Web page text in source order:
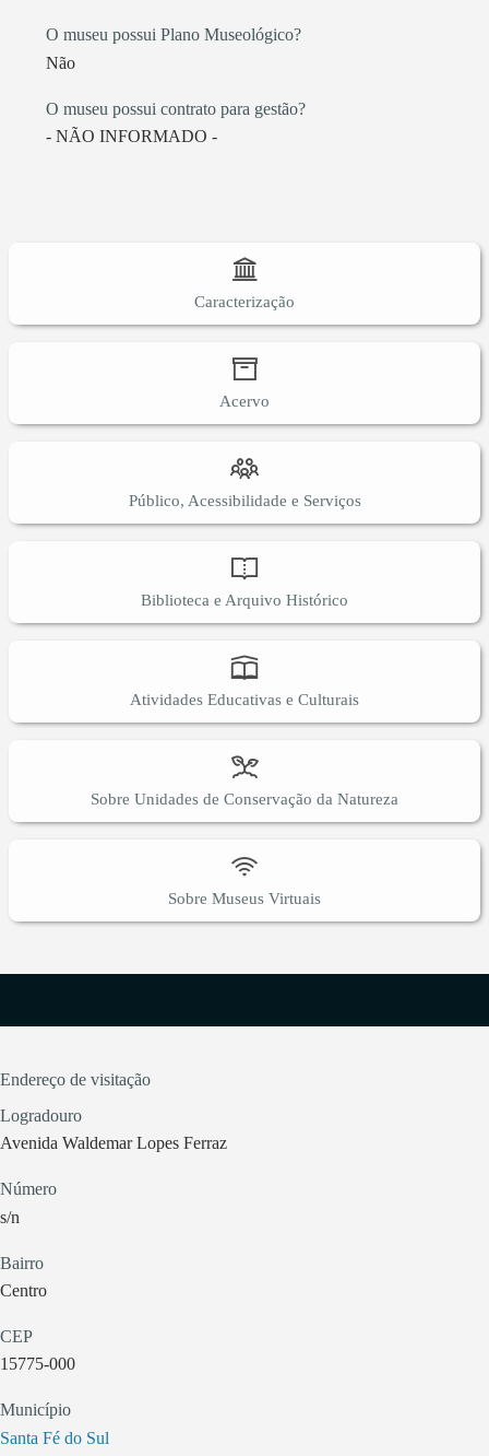
O museu possui Plano Museológico?
Não
O museu possui contrato para gestão?
- NÃO INFORMADO -
Caracterização
Acervo
Público, Acessibilidade e Serviços
Biblioteca e Arquivo Histórico
Atividades Educativas e Culturais
Sobre Unidades de Conservação da Natureza
Sobre Museus Virtuais
Endereço de visitação
Logradouro
Avenida Waldemar Lopes Ferraz
Número
s/n
Bairro
Centro
CEP
15775-000
Município
Santa Fé do Sul